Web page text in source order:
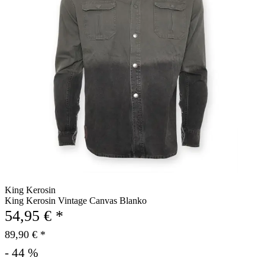
King Kerosin
King Kerosin Vintage Canvas Blanko
54,95 € *
89,90 € *
- 44 %